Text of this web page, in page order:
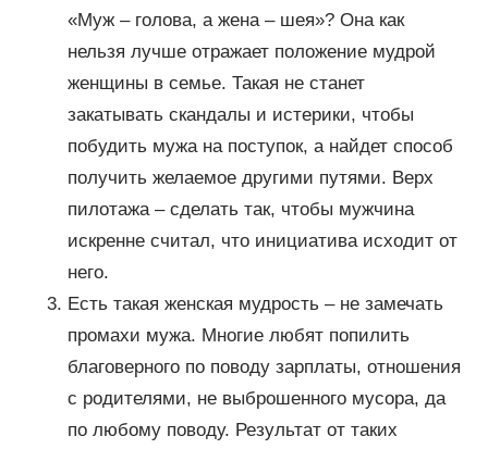
«Муж – голова, а жена – шея»? Она как
нельзя лучше отражает положение мудрой
женщины в семье. Такая не станет
закатывать скандалы и истерики, чтобы
побудить мужа на поступок, а найдет способ
получить желаемое другими путями. Верх
пилотажа – сделать так, чтобы мужчина
искренне считал, что инициатива исходит от
него.
Есть такая женская мудрость – не замечать
промахи мужа. Многие любят попилить
благоверного по поводу зарплаты, отношения
с родителями, не выброшенного мусора, да
по любому поводу. Результат от таких